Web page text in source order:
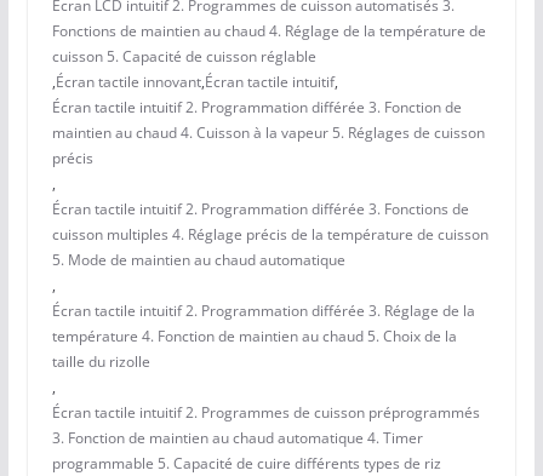
Écran LCD intuitif 2. Programmes de cuisson automatisés 3.
Fonctions de maintien au chaud 4. Réglage de la température de
cuisson 5. Capacité de cuisson réglable
,Écran tactile innovant,Écran tactile intuitif,
Écran tactile intuitif 2. Programmation différée 3. Fonction de
maintien au chaud 4. Cuisson à la vapeur 5. Réglages de cuisson
précis
,
Écran tactile intuitif 2. Programmation différée 3. Fonctions de
cuisson multiples 4. Réglage précis de la température de cuisson
5. Mode de maintien au chaud automatique
,
Écran tactile intuitif 2. Programmation différée 3. Réglage de la
température 4. Fonction de maintien au chaud 5. Choix de la
taille du rizolle
,
Écran tactile intuitif 2. Programmes de cuisson préprogrammés
3. Fonction de maintien au chaud automatique 4. Timer
programmable 5. Capacité de cuire différents types de riz